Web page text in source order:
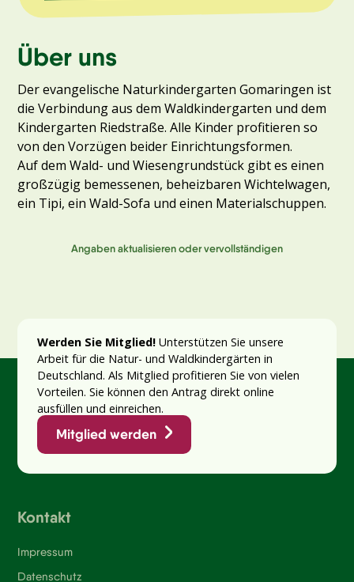
Über uns
Der evangelische Naturkindergarten Gomaringen ist
die Verbindung aus dem Waldkindergarten und dem
Kindergarten Riedstraße. Alle Kinder profitieren so
von den Vorzügen beider Einrichtungsformen.
Auf dem Wald- und Wiesengrundstück gibt es einen
großzügig bemessenen, beheizbaren Wichtelwagen,
ein Tipi, ein Wald-Sofa und einen Materialschuppen.
Angaben aktualisieren oder vervollständigen
Werden Sie Mitglied!Unterstützen Sie unsere
Arbeit für die Natur- und Waldkindergärten in
Deutschland. Als Mitglied profitieren Sie von vielen
Vorteilen. Sie können den Antrag direkt online
ausfüllen und einreichen.
Mitglied werden
Kontakt
Impressum
Datenschutz